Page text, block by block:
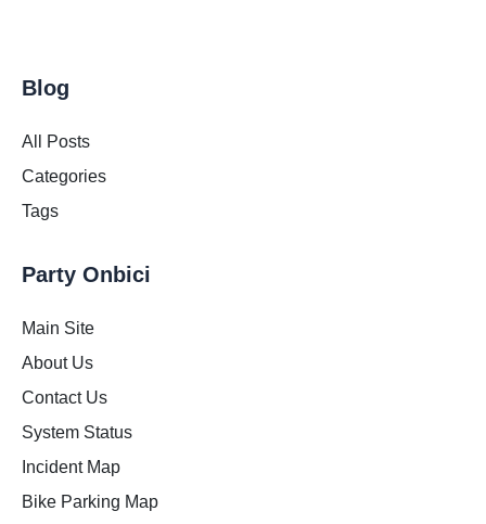
Blog
All Posts
Categories
Tags
Party Onbici
Main Site
About Us
Contact Us
System Status
Incident Map
Bike Parking Map